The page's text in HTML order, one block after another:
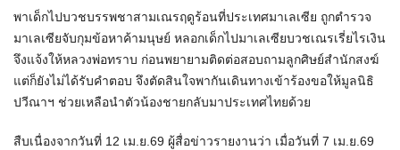
พาเด็กไปบวชบรรพชาสามเณรฤดูร้อนที่ประเทศมาเลเซีย ถูกตำรวจ
มาเลเซียจับกุมข้อหาค้ามนุษย์ หลอกเด็กไปมาเลเซียบวชเณรเรี่ยไรเงิน
จึงแจ้งให้หลวงพ่อทราบ ก่อนพยายามติดต่อสอบถามลูกศิษย์สำนักสงฆ์
แต่ก็ยังไม่ได้รับคำตอบ จึงตัดสินใจพากันเดินทางเข้าร้องขอให้มูลนิธิ
ปวีณาฯ ช่วยเหลือนำตัวน้องชายกลับมาประเทศไทยด้วย
สืบเนื่องจากวันที่ 12 เม.ย.69 ผู้สื่อข่าวรายงานว่า เมื่อวันที่ 7 เม.ย.69